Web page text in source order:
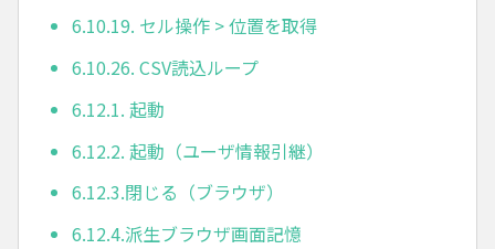
6.10.19. セル操作 > 位置を取得
6.10.26. CSV読込ループ
6.12.1. 起動
6.12.2. 起動（ユーザ情報引継）
6.12.3.閉じる（ブラウザ）
6.12.4.派生ブラウザ画面記憶